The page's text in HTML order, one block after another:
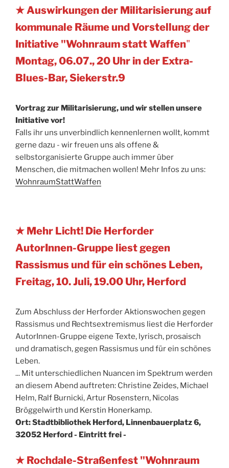
★ Auswirkungen der Militarisierung auf
kommunale Räume und Vorstellung der
Initiative "Wohnraum statt Waffen"
Montag, 06.07., 20 Uhr in der Extra-
Blues-Bar, Siekerstr.9
Vortrag zur Militarisierung, und wir stellen unsere
Initiative vor!
Falls ihr uns unverbindlich kennenlernen wollt, kommt
gerne dazu - wir freuen uns als offene &
selbstorganisierte Gruppe auch immer über
Menschen, die mitmachen wollen! Mehr Infos zu uns:
WohnraumStattWaffen
★ Mehr Licht! Die Herforder
AutorInnen-Gruppe liest gegen
Rassismus und für ein schönes Leben,
Freitag, 10. Juli, 19.00 Uhr, Herford
Zum Abschluss der Herforder Aktionswochen gegen
Rassismus und Rechtsextremismus liest die Herforder
AutorInnen-Gruppe eigene Texte, lyrisch, prosaisch
und dramatisch, gegen Rassismus und für ein schönes
Leben.
... Mit unterschiedlichen Nuancen im Spektrum werden
an diesem Abend auftreten: Christine Zeides, Michael
Helm, Ralf Burnicki, Artur Rosenstern, Nicolas
Bröggelwirth und Kerstin Honerkamp.
Ort: Stadtbibliothek Herford, Linnenbauerplatz 6,
32052 Herford - Eintritt frei -
★ Rochdale-Straßenfest "Wohnraum